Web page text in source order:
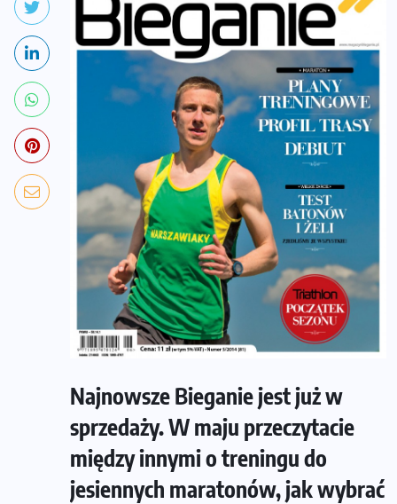
Najnowsze Bieganie jest już w
sprzedaży. W maju przeczytacie
między innymi o treningu do
jesiennych maratonów, jak wybrać